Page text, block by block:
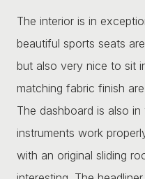
The interior is in
beautiful sports seats
but also very nice to sit
matching fabric finish
The dashboard is also
instruments work
with an original sliding